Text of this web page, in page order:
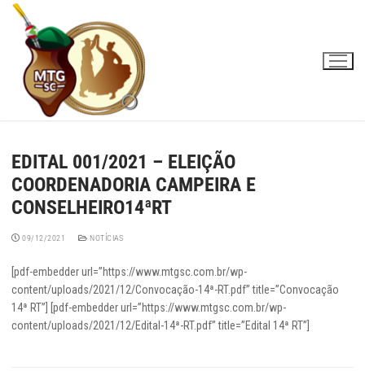
Pular
conteúdo
EDITAL 001/2021 – ELEIÇÃO
COORDENADORIA CAMPEIRA E
CONSELHEIRO14ªRT
09/12/2021 NOTÍCIAS
[pdf-embedder url=”https://www.mtgsc.com.br/wp-
content/uploads/2021/12/Convocação-14ª-RT.pdf” title=”Convocação
14ª RT”] [pdf-embedder url=”https://www.mtgsc.com.br/wp-
content/uploads/2021/12/Edital-14ª-RT.pdf” title=”Edital 14ª RT”]